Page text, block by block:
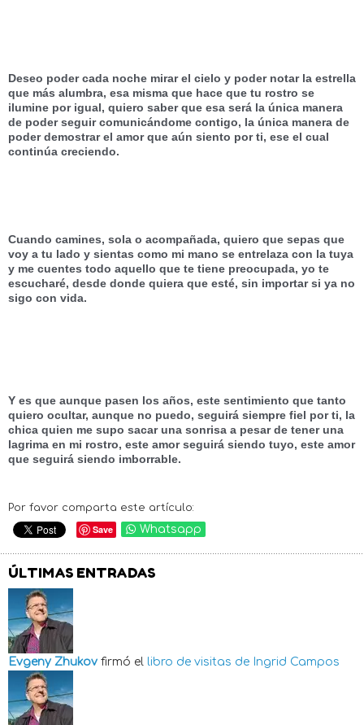
Deseo poder cada noche mirar el cielo y poder notar la estrella
que más alumbra, esa misma que hace que tu rostro se
ilumine por igual, quiero saber que esa será la única manera
de poder seguir comunicándome contigo, la única manera de
poder demostrar el amor que aún siento por ti, ese el cual
continúa creciendo.
Cuando camines, sola o acompañada, quiero que sepas que
voy a tu lado y sientas como mi mano se entrelaza con la tuya
y me cuentes todo aquello que te tiene preocupada, yo te
escucharé, desde donde quiera que esté, sin importar si ya no
sigo con vida.
Y es que aunque pasen los años, este sentimiento que tanto
quiero ocultar, aunque no puedo, seguirá siempre fiel por ti, la
chica quien me supo sacar una sonrisa a pesar de tener una
lagrima en mi rostro, este amor seguirá siendo tuyo, este amor
que seguirá siendo imborrable.
Por favor comparta este artículo:
Save Whatsapp
ÚLTIMAS ENTRADAS
Evgeny Zhukov firmó el libro de visitas de Ingrid Campos